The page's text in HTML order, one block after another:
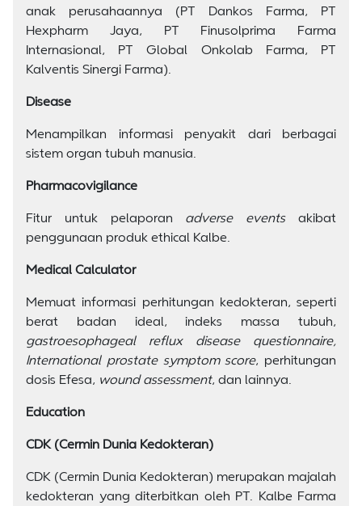
anak perusahaannya (PT Dankos Farma, PT
Hexpharm Jaya, PT Finusolprima Farma
Internasional, PT Global Onkolab Farma, PT
Kalventis Sinergi Farma).
Disease
Menampilkan informasi penyakit dari berbagai
sistem organ tubuh manusia.
Pharmacovigilance
Fitur untuk pelaporan
adverse eventsakibat
penggunaan produk ethical Kalbe.
Medical Calculator
Memuat informasi perhitungan kedokteran, seperti
berat badan ideal, indeks massa tubuh,
gastroesophageal reflux disease questionnaire,
International prostate symptom score, perhitungan
dosis Efesa, wound assessment, dan lainnya.
Education
CDK (Cermin Dunia Kedokteran)
CDK (Cermin Dunia Kedokteran) merupakan majalah
kedokteran yang diterbitkan oleh PT. Kalbe Farma